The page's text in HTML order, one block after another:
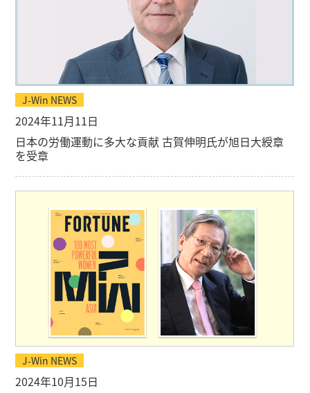
J-Win NEWS
2024年11月11日
日本の労働運動に多大な貢献 古賀伸明氏が旭日大綬章
を受章
J-Win NEWS
2024年10月15日